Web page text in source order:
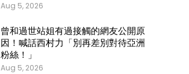
Aug 5, 2026
曾和過世站姐有過接觸的網友公開原
因！喊話西村力「別再差別對待亞洲
粉絲！」
Aug 5, 2026